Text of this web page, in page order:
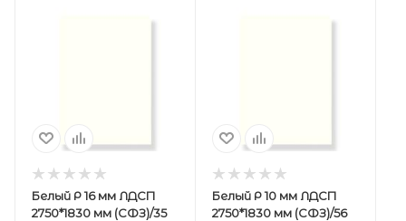
Белый Р 16 мм ЛДСП
2750*1830 мм (СФЗ)/35
Белый Р 10 мм ЛДСП
2750*1830 мм (СФЗ)/56